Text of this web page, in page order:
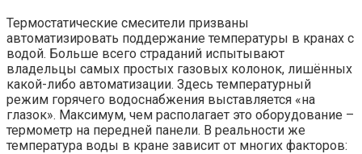
Термостатические смесители призваны
автоматизировать поддержание температуры в кранах с
водой. Больше всего страданий испытывают
владельцы самых простых газовых колонок, лишённых
какой-либо автоматизации. Здесь температурный
режим горячего водоснабжения выставляется «на
глазок». Максимум, чем располагает это оборудование –
термометр на передней панели. В реальности же
температура воды в кране зависит от многих факторов: